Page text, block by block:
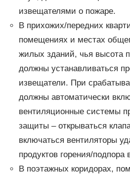
извещателями о пожаре.
В прихожих/передних
помещениях и местах
жилых зданий, чья высота
должны устанавливаться
извещатели. При
должны автоматически
вентиляционные системы
защиты – открываться
включаться вентиляторы
продуктов горения/подпора
В поэтажных коридорах,